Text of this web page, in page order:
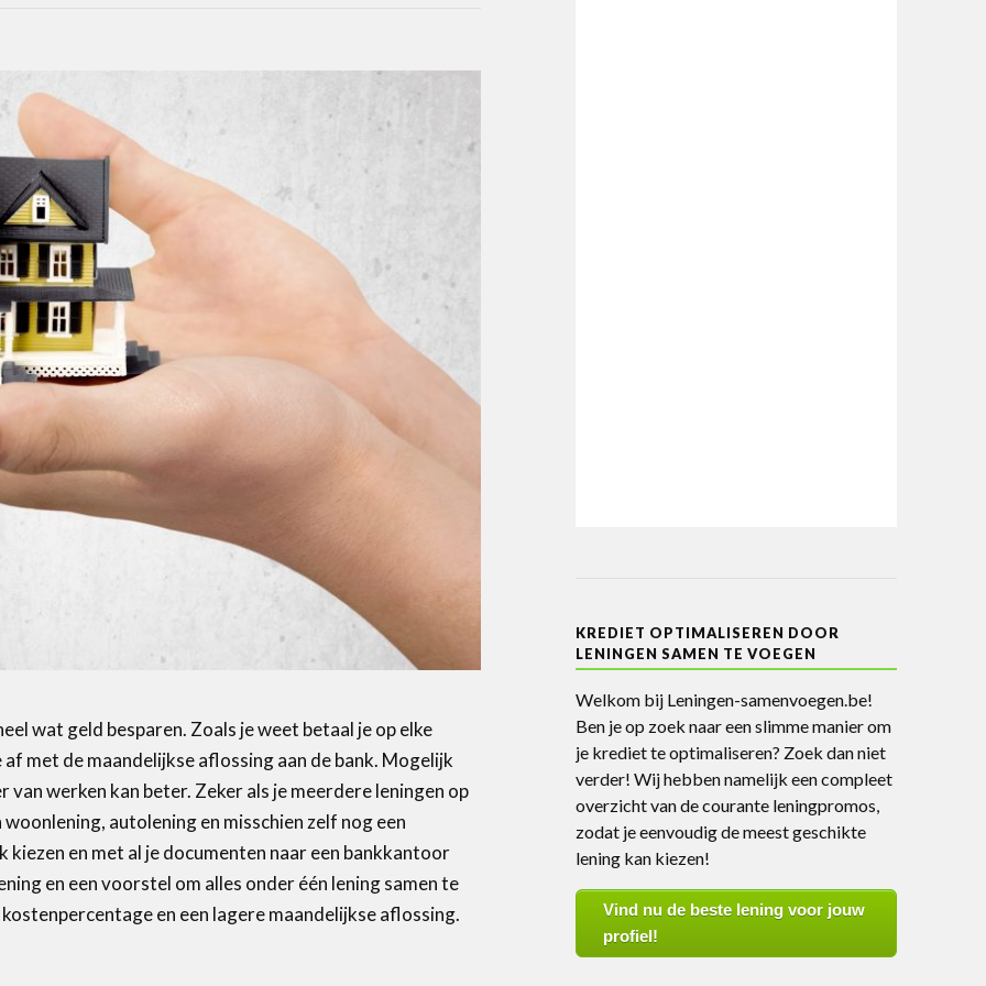
wat geld besparen. Zoals je weet betaal je op elke
met de maandelijkse aflossing aan de bank. Mogelijk
werken kan beter. Zeker als je meerdere leningen op
autolening en misschien zelf nog een
en met al je documenten naar een bankkantoor
en een voorstel om alles onder één lening samen te
en een lagere maandelijkse aflossing.
KREDIET OPTIMALISEREN DOOR
LENINGEN SAMEN TE VOEGEN
Welkom bij Leningen-samenvoegen.be!
Ben je op zoek naar een slimme manier om
je krediet te optimaliseren? Zoek dan niet
verder! Wij hebben namelijk een compleet
overzicht van de courante leningpromos,
zodat je eenvoudig de meest geschikte
lening kan kiezen!
Vind nu de beste lening voor jouw
profiel!